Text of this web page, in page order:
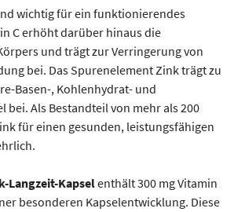
wichtig für ein funktionierendes
C erhöht darüber hinaus die
und trägt zur Verringerung von
bei. Das Spurenelement Zink trägt zu
Basen-, Kohlenhydrat- und
bei. Als Bestandteil von mehr als 200
für einen gesunden, leistungsfähigen
Langzeit-Kapselenthält 300 mg Vitamin
besonderen Kapselentwicklung. Diese